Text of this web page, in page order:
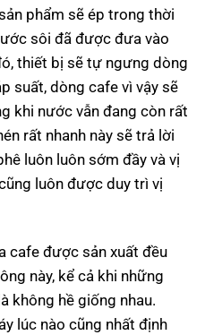
phẩm sẽ ép trong thời
sôi đã được đưa vào
thiết bị sẽ tự ngưng dòng
suất, dòng cafe vì vậy sẽ
khi nước vẫn đang còn rất
rất nhanh này sẽ trả lời
luôn luôn sớm đầy và vị
luôn được duy trì vị
cafe được sản xuất đều
này, kể cả khi những
không hề giống nhau.
lúc nào cũng nhất định